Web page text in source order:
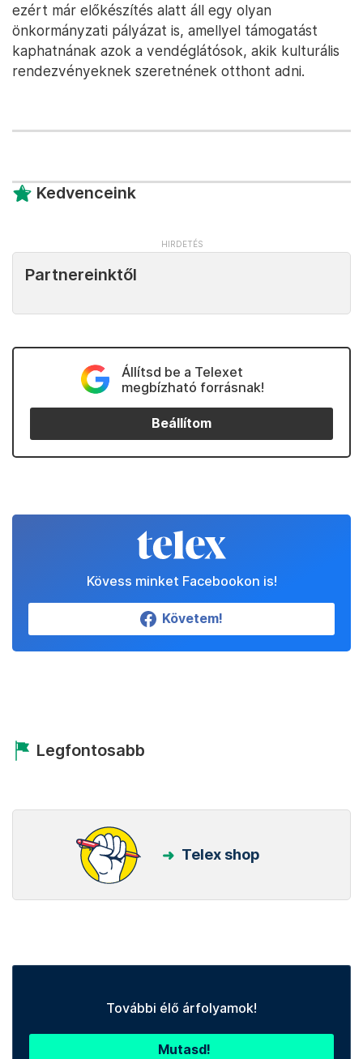
ezért már előkészítés alatt áll egy olyan
önkormányzati pályázat is, amellyel támogatást
kaphatnának azok a vendéglátósok, akik kulturális
rendezvényeknek szeretnének otthont adni.
Kedvenceink
Partnereinktől
Állítsd be a Telexet
megbízható forrásnak!
Beállítom
Kövess minket Facebookon is!
Követem!
Legfontosabb
Telex shop
További élő árfolyamok!
Mutasd!